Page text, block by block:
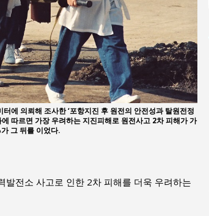
에 의뢰해 조사한 ‘포항지진 후 원전의 안전성과 탈원전정
따르면 가장 우려하는 지진피해로 원전사고 2차 피해가 가
그 뒤를 이었다.
전소 사고로 인한 2차 피해를 더욱 우려하는
한중미술 교류의 플랫홈
윤아르떼